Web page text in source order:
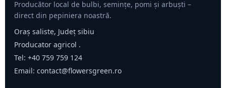
Producător local de bulbi, semințe, pomi și arbuști –
direct din pepiniera noastră.
Oraș saliste, Județ sibiu
Producator agricol .
Tel: +40 759 759 124
Email: contact@flowersgreen.ro